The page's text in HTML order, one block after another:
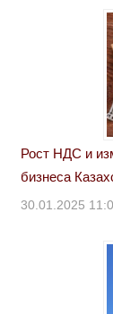
Рост НДС и
бизнеса
30.01.2025